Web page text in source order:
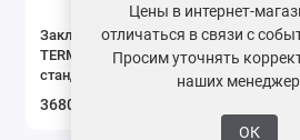
Заклепка вытяжная
TERMOCLIP А/А2 со
стандартным бортиком,
3680 ₽ / уп.
Цены в интернет-
отличаться в связи с
Просим уточнять
наших
ОК